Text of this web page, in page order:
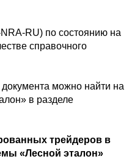
RU) по состоянию на
справочного
можно найти на
в разделе
трейдеров в
«Лесной эталон»